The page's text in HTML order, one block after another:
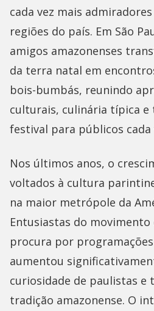
cada vez mais
regiões do país. Em São
amigos amazonenses
da terra natal em
bois-bumbás, reunindo
culturais, culinária típica e
festival para públicos cada
Nos últimos anos, o
voltados à cultura
na maior metrópole da
Entusiastas do movimento
procura por
aumentou
curiosidade de paulistas e
tradição amazonense. O